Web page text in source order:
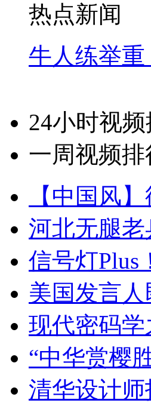
热点新闻
牛人练举
24小时视
一周视频排
【中国风
河北无腿
信号灯Plus
美国发言
现代密码
“中华赏樱
清华设计